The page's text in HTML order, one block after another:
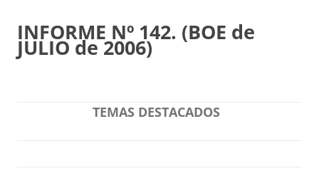
INFORME Nº 142. (BOE de
JULIO de 2006)
TEMAS DESTACADOS